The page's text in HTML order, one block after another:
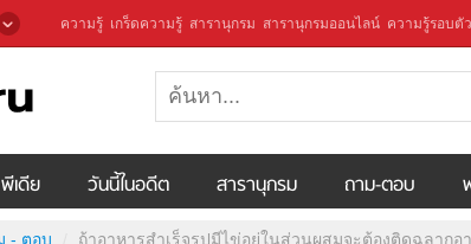
ความรู้ เกร็ดความรู้ สารานุกรม สารานุกรมออนไลน์ ความรู้รอบตัว
พีเดีย วันนี้ในอดีต สารานุกรม ถาม-ตอบ
- ตอบ ถ้าอาหารสำเร็จรูปมีไข่อยู่ในส่วนผสมจะต้องติดฉลากอ